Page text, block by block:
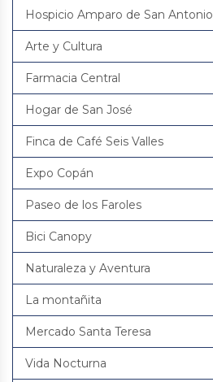
Hospicio Amparo de San Antonio
Arte y Cultura
Farmacia Central
Hogar de San José
Finca de Café Seis Valles
Expo Copán
Paseo de los Faroles
Bici Canopy
Naturaleza y Aventura
La montañita
Mercado Santa Teresa
Vida Nocturna